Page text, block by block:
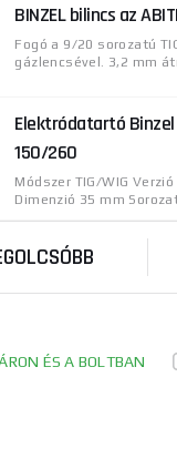
BINZEL bilincs az
Fogó a 9/20 sorozatú
gázlencsével. 3,2 mm
Elektródatartó Binzel
150/260
Módszer TIG/WIG
Dimenzió 35 mm Sorozat
ÉS A BOLTBAN